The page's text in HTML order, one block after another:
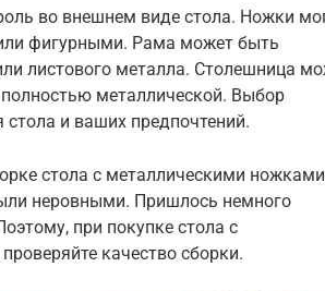
во внешнем виде стола. Ножки
фигурными. Рама может быть
листового металла. Столешница
металлической. Выбор
стола и ваших предпочтений.
стола с металлическими
неровными. Пришлось немного
при покупке стола с
качество сборки.